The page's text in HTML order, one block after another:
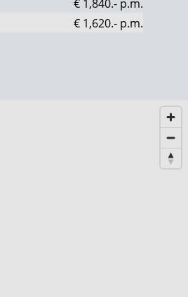
€ 1,840.- p.m.
€ 1,620.- p.m.